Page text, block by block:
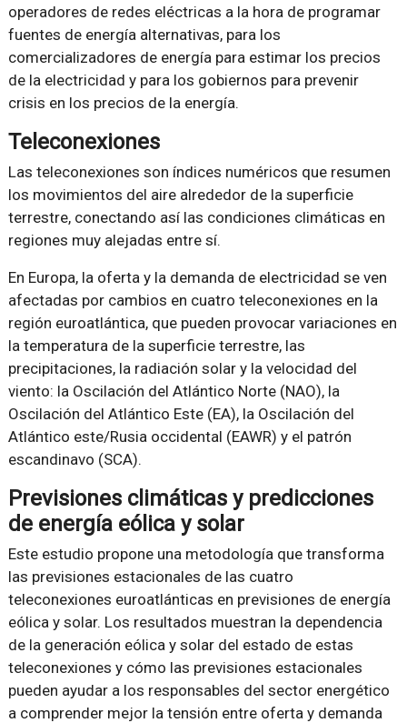
operadores de redes eléctricas a la hora de programar
fuentes de energía alternativas, para los
comercializadores de energía para estimar los precios
de la electricidad y para los gobiernos para prevenir
crisis en los precios de la energía.
Teleconexiones
Las teleconexiones son índices numéricos que resumen
los movimientos del aire alrededor de la superficie
terrestre, conectando así las condiciones climáticas en
regiones muy alejadas entre sí.
En Europa, la oferta y la demanda de electricidad se ven
afectadas por cambios en cuatro teleconexiones en la
región euroatlántica, que pueden provocar variaciones en
la temperatura de la superficie terrestre, las
precipitaciones, la radiación solar y la velocidad del
viento: la Oscilación del Atlántico Norte (NAO), la
Oscilación del Atlántico Este (EA), la Oscilación del
Atlántico este/Rusia occidental (EAWR) y el patrón
escandinavo (SCA).
Previsiones climáticas y predicciones
de energía eólica y solar
Este estudio propone una metodología que transforma
las previsiones estacionales de las cuatro
teleconexiones euroatlánticas en previsiones de energía
eólica y solar. Los resultados muestran la dependencia
de la generación eólica y solar del estado de estas
teleconexiones y cómo las previsiones estacionales
pueden ayudar a los responsables del sector energético
a comprender mejor la tensión entre oferta y demanda